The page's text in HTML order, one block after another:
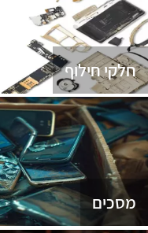
חלקי חילוף
מסכים